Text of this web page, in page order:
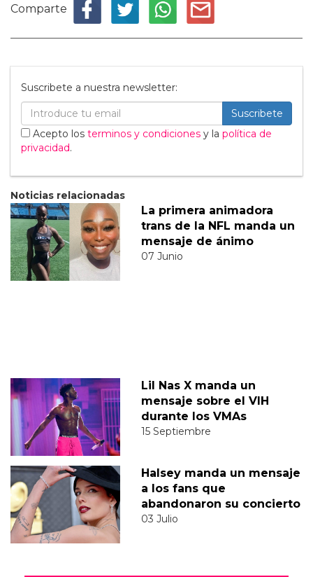
Comparte
Suscribete a nuestra newsletter:
Suscribete
Acepto los terminos y condiciones y la política de
privacidad.
Noticias relacionadas
La primera animadora
trans de la NFL manda un
mensaje de ánimo
07 Junio
Lil Nas X manda un
mensaje sobre el VIH
durante los VMAs
15 Septiembre
Halsey manda un mensaje
a los fans que
abandonaron su concierto
03 Julio